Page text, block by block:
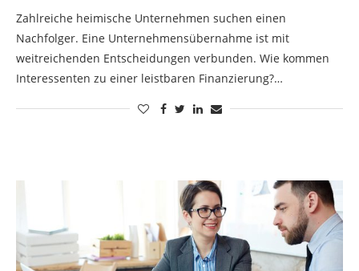
Zahlreiche heimische Unternehmen suchen einen
Nachfolger. Eine Unternehmensübernahme ist mit
weitreichenden Entscheidungen verbunden. Wie kommen
Interessenten zu einer leistbaren Finanzierung?…